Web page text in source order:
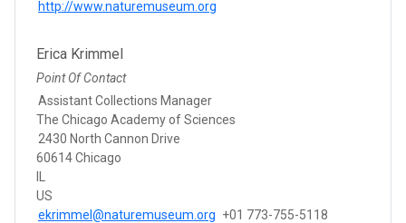
http://www.naturemuseum.org
Erica Krimmel
Point Of Contact
Assistant Collections Manager
The Chicago Academy of Sciences
2430 North Cannon Drive
60614 Chicago
US
ekrimmel@naturemuseum.org +01 773-755-5118